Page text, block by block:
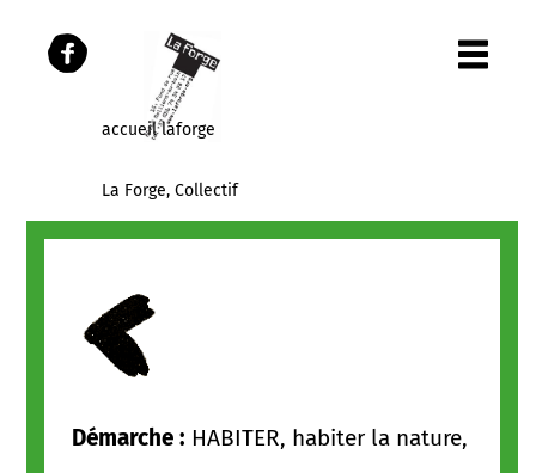
accueil laforge
La Forge, Collectif
Les publications
Panier
Démarche : HABITER, habiter la nature,